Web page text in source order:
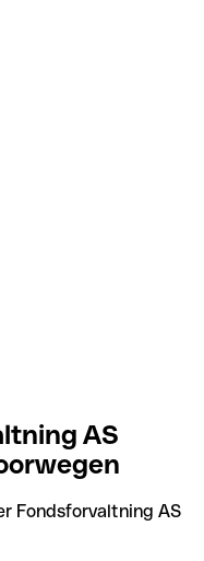
AS
Fondsforvaltning AS